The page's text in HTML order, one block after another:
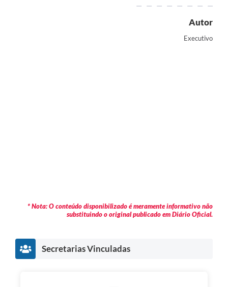
Autor
Executivo
* Nota: O conteúdo disponibilizado é meramente informativo não
substituindo o original publicado em Diário Oficial.
Secretarias Vinculadas